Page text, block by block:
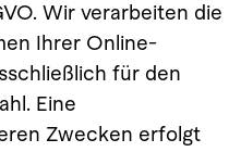
Wir verarbeiten die
Ihrer Online-
für den
Eine
Zwecken erfolgt